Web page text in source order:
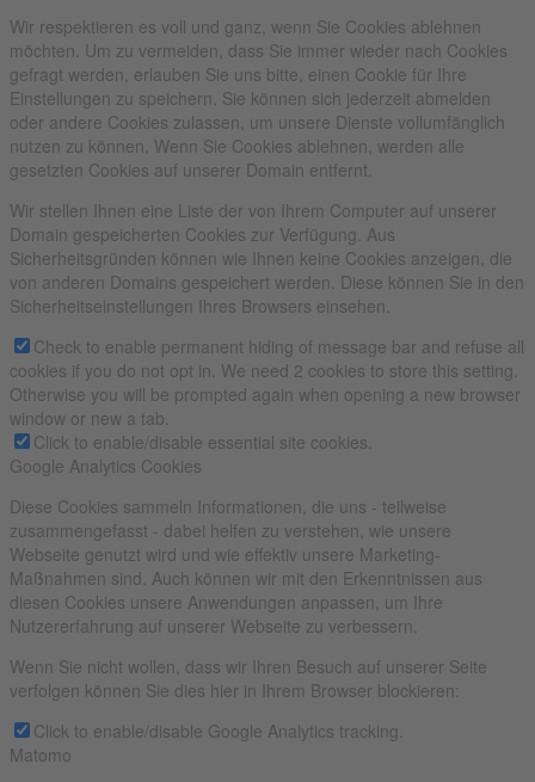
Wir respektieren es voll und ganz, wenn Sie Cookies ablehnen
möchten. Um zu vermeiden, dass Sie immer wieder nach Cookies
gefragt werden, erlauben Sie uns bitte, einen Cookie für Ihre
Einstellungen zu speichern. Sie können sich jederzeit abmelden
oder andere Cookies zulassen, um unsere Dienste vollumfänglich
nutzen zu können. Wenn Sie Cookies ablehnen, werden alle
gesetzten Cookies auf unserer Domain entfernt.
Wir stellen Ihnen eine Liste der von Ihrem Computer auf unserer
Domain gespeicherten Cookies zur Verfügung. Aus
Sicherheitsgründen können wie Ihnen keine Cookies anzeigen, die
von anderen Domains gespeichert werden. Diese können Sie in den
Sicherheitseinstellungen Ihres Browsers einsehen.
Check to enable permanent hiding of message bar and refuse all
cookies if you do not opt in. We need 2 cookies to store this setting.
Otherwise you will be prompted again when opening a new browser
window or new a tab.
Click to enable/disable essential site cookies.
Google Analytics Cookies
Diese Cookies sammeln Informationen, die uns - teilweise
zusammengefasst - dabei helfen zu verstehen, wie unsere
Webseite genutzt wird und wie effektiv unsere Marketing-
Maßnahmen sind. Auch können wir mit den Erkenntnissen aus
diesen Cookies unsere Anwendungen anpassen, um Ihre
Nutzererfahrung auf unserer Webseite zu verbessern.
Wenn Sie nicht wollen, dass wir Ihren Besuch auf unserer Seite
verfolgen können Sie dies hier in Ihrem Browser blockieren:
Click to enable/disable Google Analytics tracking.
Matomo